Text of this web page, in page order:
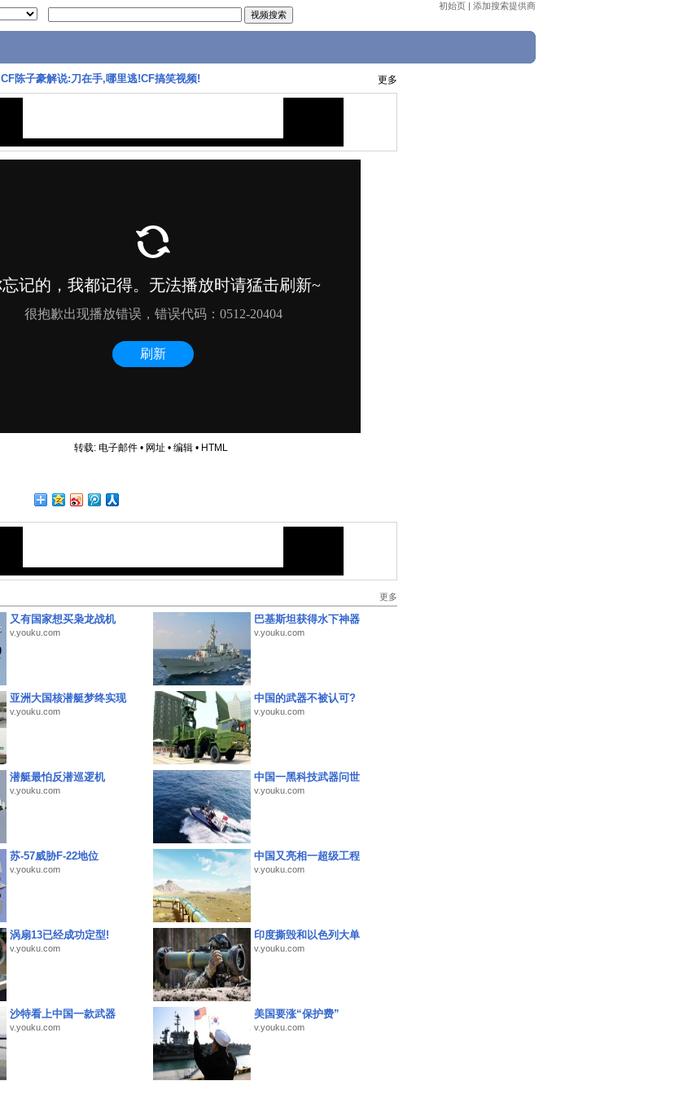
初始页 | 添加搜索提供商
CF陈子豪解说:刀在手,哪里逃!CF搞笑视频! 更多
转载: 电子邮件• 网址 • 编辑• HTML
更多
又有国家想买枭龙战机
v.youku.com
巴基斯坦获得水下神器
v.youku.com
亚洲大国核潜艇梦终实现
v.youku.com
中国的武器不被认可?
v.youku.com
潜艇最怕反潜巡逻机
v.youku.com
中国一黑科技武器问世
v.youku.com
苏-57威胁F-22地位
v.youku.com
中国又亮相一超级工程
v.youku.com
涡扇13已经成功定型!
v.youku.com
印度撕毁和以色列大单
v.youku.com
沙特看上中国一款武器
v.youku.com
美国要涨“保护费”
v.youku.com